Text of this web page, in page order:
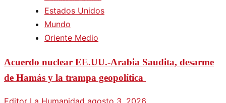
Estados Unidos
Mundo
Oriente Medio
Acuerdo nuclear EE.UU.-Arabia Saudita, desarme
de Hamás y la trampa geopolítica